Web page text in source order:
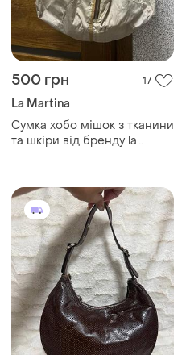
500 грн 17
La Martina
Сумка хобо мішок з тканини
та шкіри від бренду la